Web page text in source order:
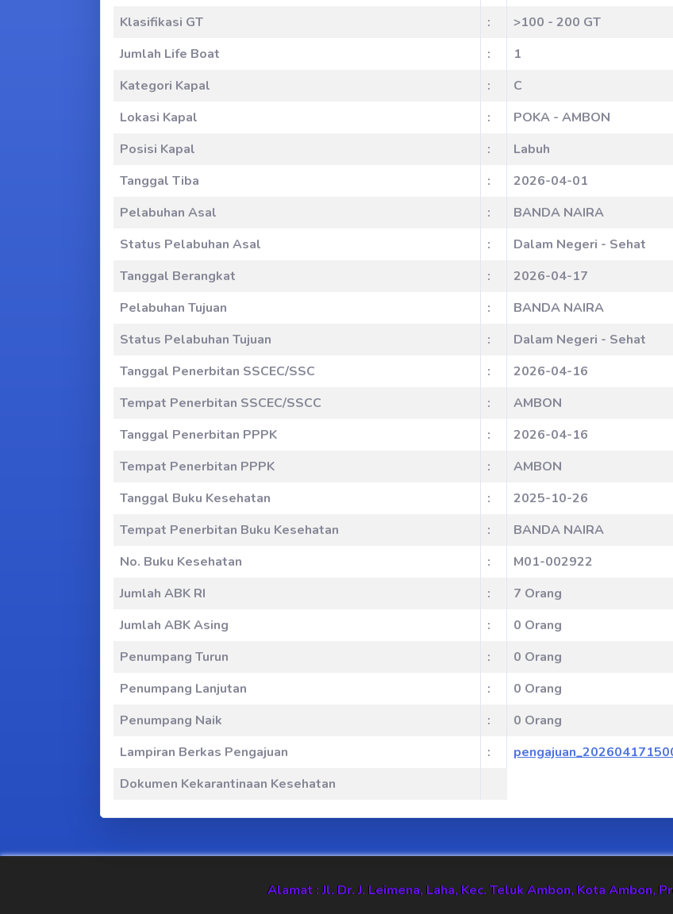
Klasifikasi GT
:
>100 - 200 GT
Jumlah Life Boat
:
1
Kategori Kapal
:
C
Lokasi Kapal
:
POKA - AMBON
Posisi Kapal
:
Labuh
Tanggal Tiba
:
2026-04-01
Pelabuhan Asal
:
BANDA NAIRA
Status Pelabuhan Asal
:
Dalam Negeri - Sehat
Tanggal Berangkat
:
2026-04-17
Pelabuhan Tujuan
:
BANDA NAIRA
Status Pelabuhan Tujuan
:
Dalam Negeri - Sehat
Tanggal Penerbitan SSCEC/SSC
:
2026-04-16
Tempat Penerbitan SSCEC/SSCC
:
AMBON
Tanggal Penerbitan PPPK
:
2026-04-16
Tempat Penerbitan PPPK
:
AMBON
Tanggal Buku Kesehatan
:
2025-10-26
Tempat Penerbitan Buku Kesehatan
:
BANDA NAIRA
No. Buku Kesehatan
:
M01-002922
Jumlah ABK RI
:
7 Orang
Jumlah ABK Asing
:
0 Orang
Penumpang Turun
:
0 Orang
Penumpang Lanjutan
:
0 Orang
Penumpang Naik
:
0 Orang
Lampiran Berkas Pengajuan
:
Dokumen Kekarantinaan Kesehatan
Alamat : Jl. Dr. J. Leimena, Laha, Kec. Teluk Ambon, Kota Ambon,